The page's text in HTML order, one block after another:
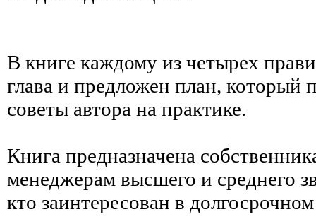
В книге каждому из четырех
глава и предложен план, который
советы автора на практике.
Книга предназначена
менеджерам высшего и среднего
кто заинтересован в